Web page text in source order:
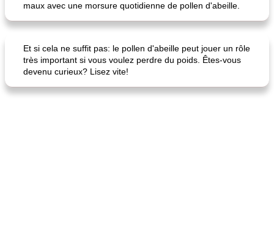
maux avec une morsure quotidienne de pollen d'abeille.
Et si cela ne suffit pas: le pollen d'abeille peut jouer un rôle
très important si vous voulez perdre du poids. Êtes-vous
devenu curieux? Lisez vite!